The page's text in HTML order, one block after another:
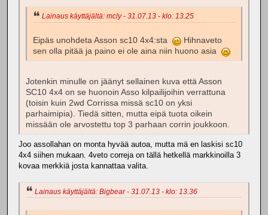
Lainaus käyttäjältä: mcly - 31.07.13 - klo: 13.25
Eipäs unohdeta Asson sc10 4x4:sta
Hihnaveto
sen olla pitää ja paino ei ole aina niin huono asia
Jotenkin minulle on jäänyt sellainen kuva että Asson
SC10 4x4 on se huonoin Asso kilpailijoihin verrattuna
(toisin kuin 2wd Corrissa missä sc10 on yksi
parhaimipia). Tiedä sitten, mutta eipä tuota oikein
missään ole arvostettu top 3 parhaan corrin joukkoon.
Joo assollahan on monta hyvää autoa, mutta mä en laskisi sc10
4x4 siihen mukaan. 4veto correja on tällä hetkellä markkinoilla 3
kovaa merkkiä josta kannattaa valita.
Lainaus käyttäjältä: Bigbear - 31.07.13 - klo: 13.36